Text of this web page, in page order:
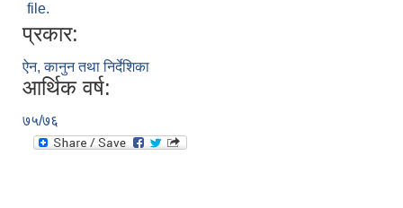
file.
प्रकार:
ऐन, कानुन तथा निर्देशिका
आर्थिक वर्ष:
७५/७६